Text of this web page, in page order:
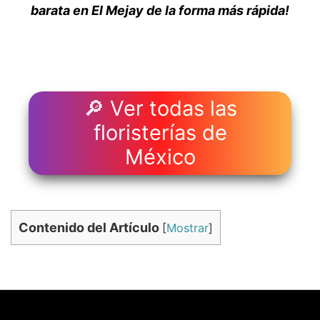
barata en El Mejay de la forma más rápida!
🔎 Ver todas las
floristerías de
México
Contenido del Artículo [Mostrar]